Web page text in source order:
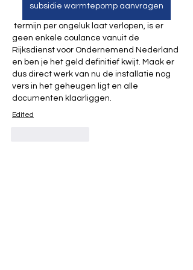
subsidie warmtepomp aanvragen
geen enkele coulance vanuit de
Rijksdienst voor Ondernemend Nederland
en ben je het geld definitief kwijt. Maak er
dus direct werk van nu de installatie nog
vers in het geheugen ligt en alle
documenten klaarliggen.
Edited